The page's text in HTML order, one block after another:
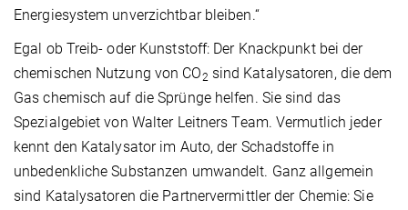
Energiesystem unverzichtbar bleiben.“
Egal ob Treib- oder Kunststoff: Der Knackpunkt bei der
chemischen Nutzung von CO2 sind Katalysatoren, die dem
Gas chemisch auf die Sprünge helfen. Sie sind das
Spezialgebiet von Walter Leitners Team. Vermutlich jeder
kennt den Katalysator im Auto, der Schadstoffe in
unbedenkliche Substanzen umwandelt. Ganz allgemein
sind Katalysatoren die Partnervermittler der Chemie: Sie